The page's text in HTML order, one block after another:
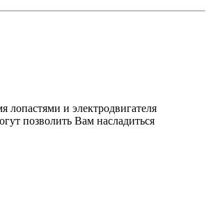
лопастями и электродвигателя
позволить Вам насладиться